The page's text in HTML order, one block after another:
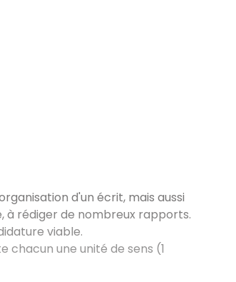
d'un écrit, mais aussi
à rédiger de nombreux rapports.
viable.
chacun une unité de sens (1